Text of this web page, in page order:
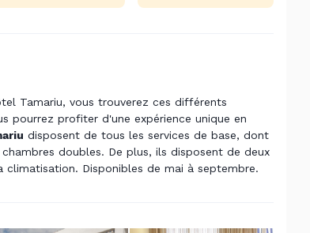
Tamariu, vous trouverez ces différents
pourrez profiter d'une expérience unique en
disposent de tous les services de base, dont
doubles. De plus, ils disposent de deux
Disponibles de mai à septembre.